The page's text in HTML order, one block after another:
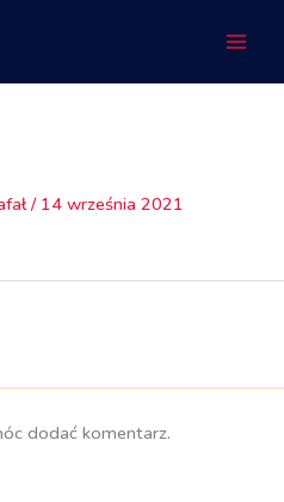
/ 14 września 2021
dodać komentarz.